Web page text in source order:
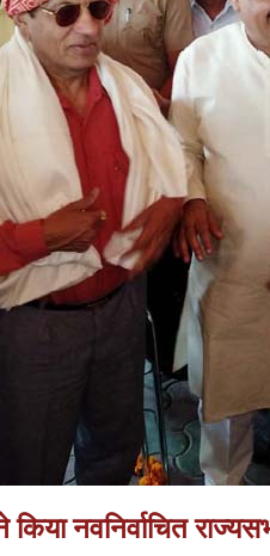
नवनिर्वाचित